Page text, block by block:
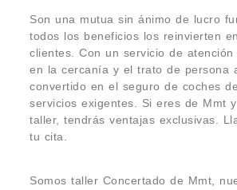
Son una mutua sin ánimo de lucro
todos los beneficios los reinvierten
clientes. Con un servicio de
en la cercanía y el trato de persona
convertido en el seguro de coches
servicios exigentes. Si eres de Mmt
taller, tendrás ventajas exclusivas.
tu cita.
Somos taller Concertado de Mmt,